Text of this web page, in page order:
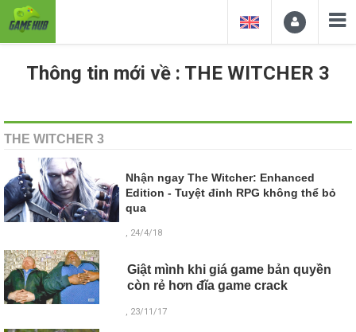
Thông tin mới về : THE WITCHER 3
THE WITCHER 3
Nhận ngay The Witcher: Enhanced
Edition - Tuyệt đỉnh RPG không thể bỏ
qua
, 24/4/18
Giật mình khi giá game bản quyền
còn rẻ hơn đĩa game crack
, 23/11/17